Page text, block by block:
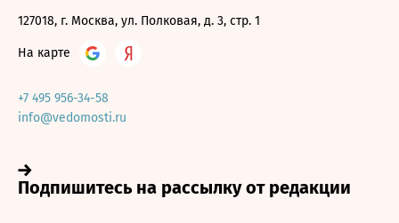
127018, г. Москва, ул. Полковая, д. 3, стр. 1
На карте
+7 495 956-34-58
info@vedomosti.ru